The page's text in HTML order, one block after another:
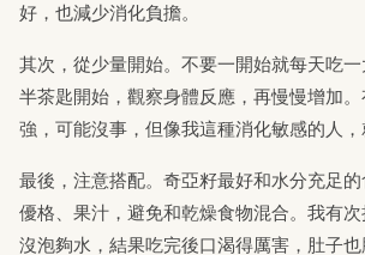
好，也減少消化負擔。
其次，從少量開始。不要一開始就每天吃
半茶匙開始，觀察身體反應，再慢慢增加
強，可能沒事，但像我這種消化敏感的人，
最後，注意搭配。奇亞籽最好和水分充足
優格、果汁，避免和乾燥食物混合。我有次
沒泡夠水，結果吃完後口渴得厲害，肚子也